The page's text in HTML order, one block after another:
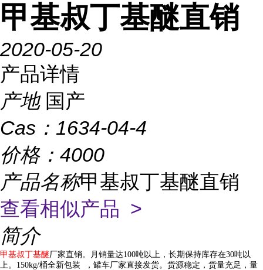
甲基叔丁基醚直销
2020-05-20
产品详情
产地 国产
Cas： 1634-04-4
价格： 4000
产品名称甲基叔丁基醚直销
查看相似产品 >
简介
甲基叔丁基醚厂家直销。月销量达100吨以上，长期保持库存在30吨以
上。150kg/桶全新包装 ，罐车厂家直接发货。货源稳定，货量充足，量